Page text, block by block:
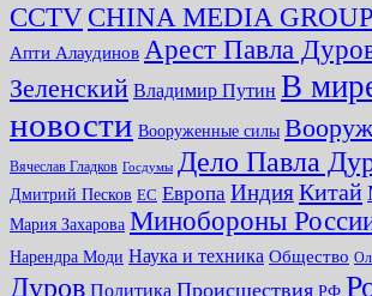
CCTV CHINA MEDIA GROUP
Апти Алаудинов Арест Павла
Зеленский Владимир Путин В
новости Вооруженные силы
Вячеслав Гладков Госдумы Дело Павла
Дмитрий Песков ЕС Европа ИндияКитай
Мария Захарова Минобороны
Нарендра Моди Наука и техника Общество
Дуров Политика Происшествия РФ